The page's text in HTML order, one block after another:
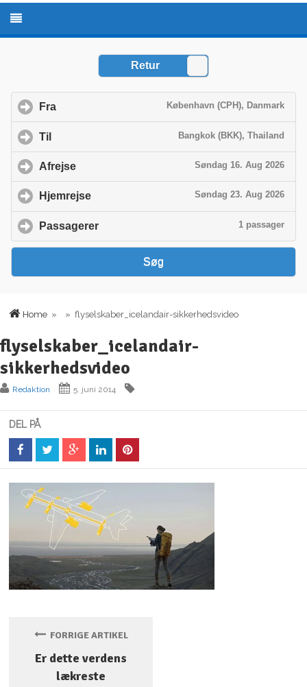
Home » » flyselskaber_icelandair-sikkerhedsvideo
flyselskaber_icelandair-
sikkerhedsvideo
Redaktion 5. juni 2014
DEL PÅ
FORRIGE ARTIKEL
Er dette verdens
lækreste